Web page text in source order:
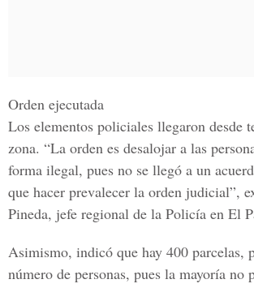
Orden ejecutada
Los elementos policiales llegaron desde
zona. “La orden es desalojar a las
forma ilegal, pues no se llegó a un
que hacer prevalecer la orden judicial”,
Pineda, jefe regional de la Policía en El
Asimismo, indicó que hay 400 parcelas,
número de personas, pues la mayoría no